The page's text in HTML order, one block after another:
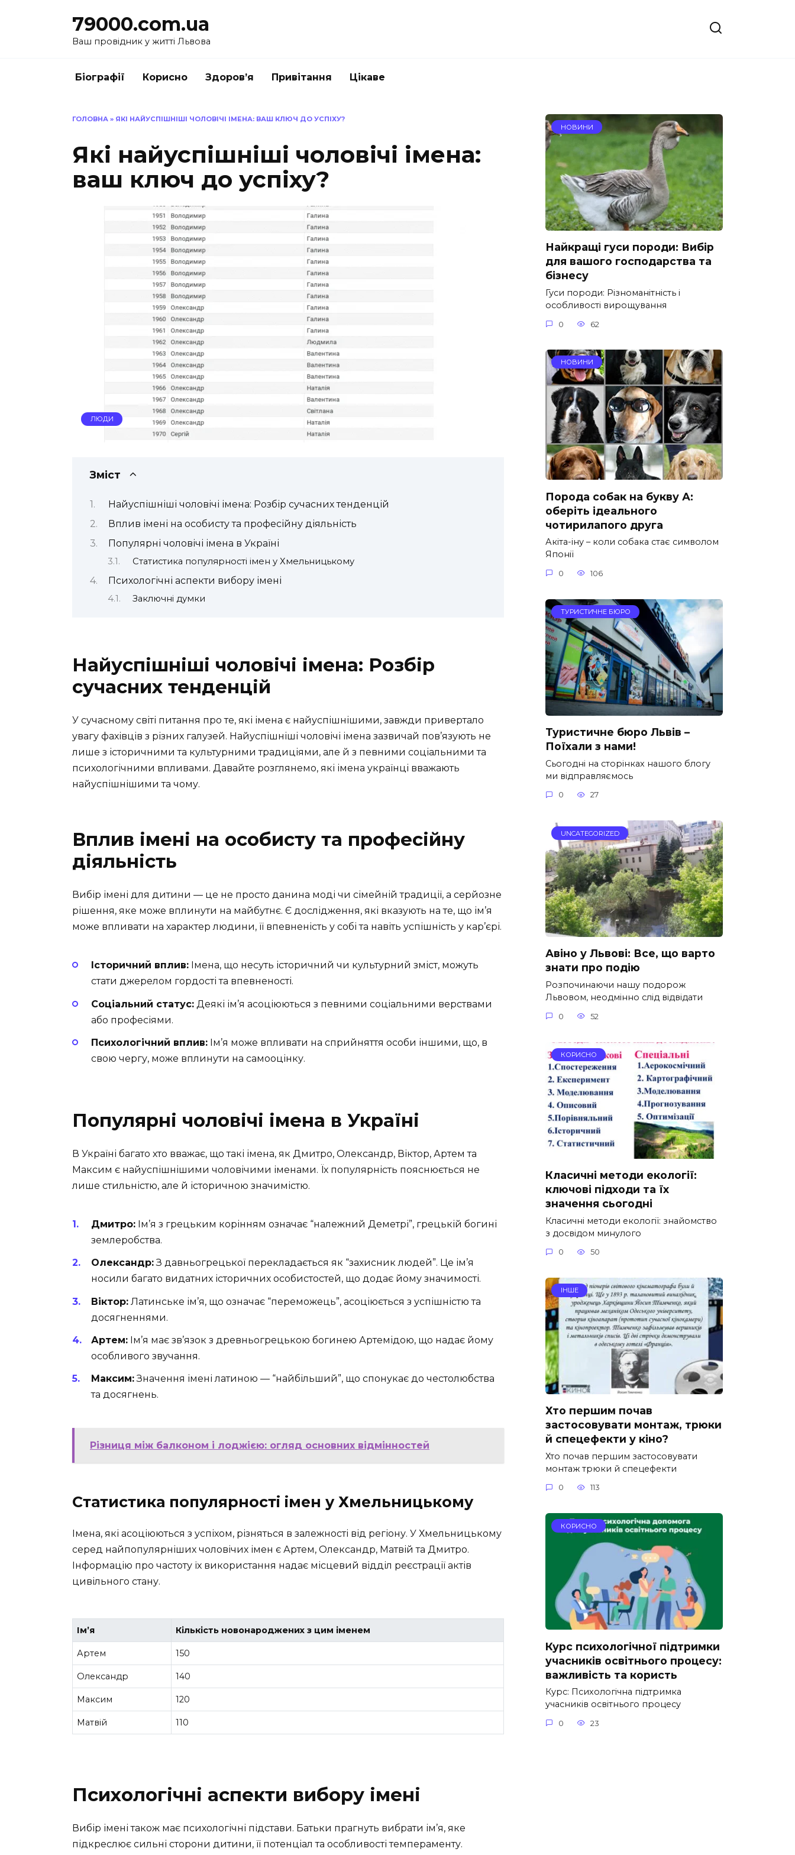
79000.com.ua
Ваш провідник у житті Львова
Біографії Корисно Здоров’я Привітання Цікаве
ГОЛОВНА » ЯКІ НАЙУСПІШНІШІ ЧОЛОВІЧІ ІМЕНА: ВАШ КЛЮЧ ДО УСПІХУ?
Які найуспішніші чоловічі імена:
ваш ключ до успіху?
ЛЮДИ
Зміст
Найуспішніші чоловічі імена: Розбір сучасних тенденцій
Вплив імені на особисту та професійну діяльність
Популярні чоловічі імена в Україні
Статистика популярності імен у Хмельницькому
Психологічні аспекти вибору імені
Заключні думки
Найуспішніші чоловічі імена: Розбір
сучасних тенденцій
У сучасному світі питання про те, які імена є найуспішнішими, завжди привертало
увагу фахівців з різних галузей. Найуспішніші чоловічі імена зазвичай пов’язують не
лише з історичними та культурними традиціями, але й з певними соціальними та
психологічними впливами. Давайте розглянемо, які імена українці вважають
найуспішнішими та чому.
Вплив імені на особисту та професійну
діяльність
Вибір імені для дитини — це не просто данина моді чи сімейній традиції, а серйозне
рішення, яке може вплинути на майбутнє. Є дослідження, які вказують на те, що ім’я
може впливати на характер людини, її впевненість у собі та навіть успішність у кар’єрі.
Історичний вплив: Імена, що несуть історичний чи культурний зміст, можуть
стати джерелом гордості та впевненості.
Соціальний статус: Деякі ім’я асоціюються з певними соціальними верствами
або професіями.
Психологічний вплив: Ім’я може впливати на сприйняття особи іншими, що, в
свою чергу, може вплинути на самооцінку.
Популярні чоловічі імена в Україні
В Україні багато хто вважає, що такі імена, як Дмитро, Олександр, Віктор, Артем та
Максим є найуспішнішими чоловічими іменами. Їх популярність пояснюється не
лише стильністю, але й історичною значимістю.
Дмитро: Ім’я з грецьким корінням означає “належний Деметрі”, грецькій богині
землеробства.
Олександр:З давньогрецької перекладається як “захисник людей”. Це ім’я
носили багато видатних історичних особистостей, що додає йому значимості.
Віктор: Латинське ім’я, що означає “переможець”, асоціюється з успішністю та
досягненнями.
Артем: Ім’я має зв’язок з древньогрецькою богинею Артемідою, що надає йому
особливого звучання.
Максим:Значення імені латиною — “найбільший”, що спонукає до честолюбства
та досягнень.
Різниця між балконом і лоджією: огляд основних відмінностей
Статистика популярності імен у Хмельницькому
Імена, які асоціюються з успіхом, різняться в залежності від регіону. У Хмельницькому
серед найпопулярніших чоловічих імен є Артем, Олександр, Матвій та Дмитро.
Інформацію про частоту їх використання надає місцевий відділ реєстрації актів
цивільного стану.
Ім’я Кількість новонароджених з цим іменем
Артем 150
Олександр 140
Максим 120
Матвій 110
Психологічні аспекти вибору імені
Вибір імені також має психологічні підстави. Батьки прагнуть вибрати ім’я, яке
підкреслює сильні сторони дитини, її потенціал та особливості темпераменту.
НОВИНИ
Найкращі гуси породи: Вибір
для вашого господарства та
бізнесу
Гуси породи: Різноманітність і
особливості вирощування
0 62
НОВИНИ
Порода собак на букву А:
оберіть ідеального
чотирилапого друга
Акіта-іну – коли собака стає символом
Японії
0 106
ТУРИСТИЧНЕ БЮРО
Туристичне бюро Львів –
Поїхали з нами!
Сьогодні на сторінках нашого блогу
ми відправляємось
0 27
UNCATEGORIZED
Авіно у Львові: Все, що варто
знати про подію
Розпочинаючи нашу подорож
Львовом, неодмінно слід відвідати
0 52
КОРИСНО
Класичні методи екології:
ключові підходи та їх
значення сьогодні
Класичні методи екології: знайомство
з досвідом минулого
0 50
ІНШЕ
Хто першим почав
застосовувати монтаж, трюки
й спецефекти у кіно?
Хто почав першим застосовувати
монтаж трюки й спецефекти
0 113
КОРИСНО
Курс психологічної підтримки
учасників освітнього процесу:
важливість та користь
Курс: Психологічна підтримка
учасників освітнього процесу
0 23